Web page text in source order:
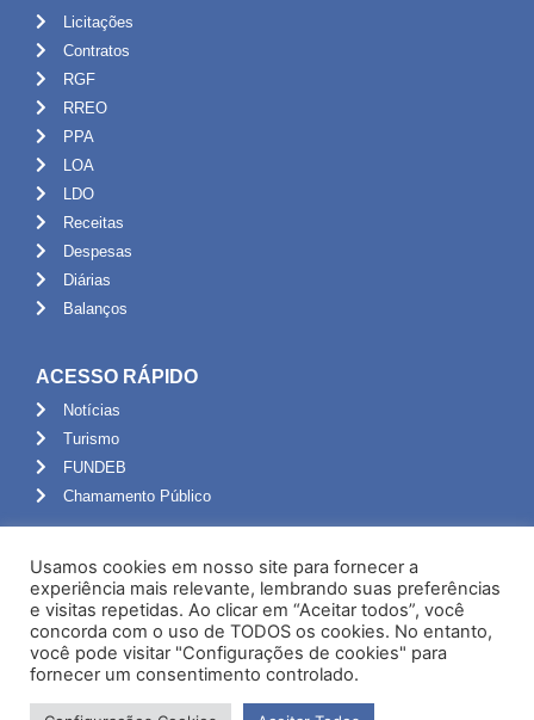
Licitações
Contratos
RGF
RREO
PPA
LOA
LDO
Receitas
Despesas
Diárias
Balanços
ACESSO RÁPIDO
Notícias
Turismo
FUNDEB
Chamamento Público
Portal do Servidor
Webmail
Administração
Usamos cookies em nosso site para fornecer a
experiência mais relevante, lembrando suas preferências
e visitas repetidas. Ao clicar em “Aceitar todos”, você
concorda com o uso de TODOS os cookies. No entanto,
você pode visitar "Configurações de cookies" para
fornecer um consentimento controlado.